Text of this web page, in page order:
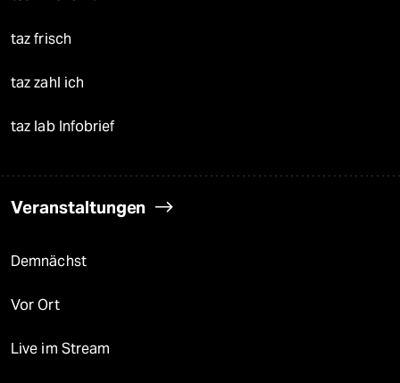
taz frisch
taz zahl ich
taz lab Infobrief
Veranstaltungen
Demnächst
Vor Ort
Live im Stream